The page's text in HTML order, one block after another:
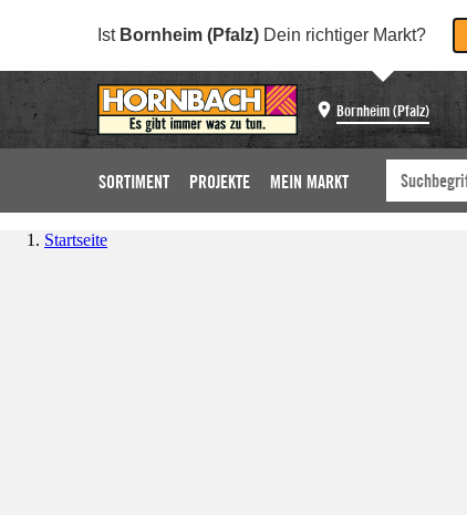
Ist Bornheim (Pfalz) Dein richtiger Markt?
Bornheim (Pfalz)
SORTIMENT PROJEKTE MEIN MARKT
Startseite